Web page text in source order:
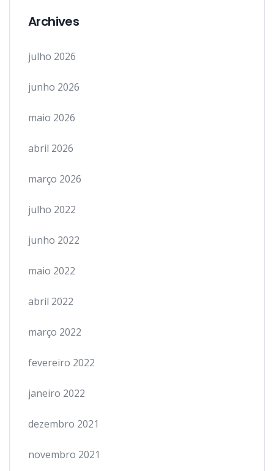
Archives
julho 2026
junho 2026
maio 2026
abril 2026
março 2026
julho 2022
junho 2022
maio 2022
abril 2022
março 2022
fevereiro 2022
janeiro 2022
dezembro 2021
novembro 2021